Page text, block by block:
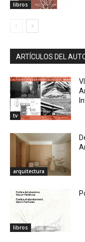
libros
ARTÍCULOS DEL
tv
arquitectura
libros